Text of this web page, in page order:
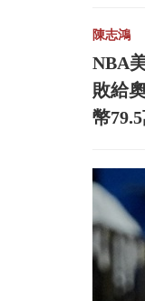
陳志鴻
NBA
敗給
幣79.5